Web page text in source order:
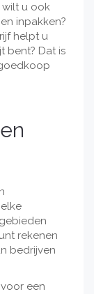
u ook
inpakken?
helpt u
bent? Dat is
rekenen
bedrijven
een